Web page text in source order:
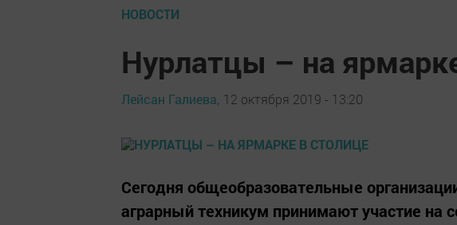
НОВОСТИ
Нурлатцы – на
Лейсан Галиева, 12 октября 2019 - 13:20
Сегодня общеобразовательные
аграрный техникум принимают участие на